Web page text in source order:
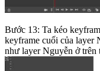
Bước 13: Ta kéo
keyframe cuối của layer
như layer Nguyễn ở trên